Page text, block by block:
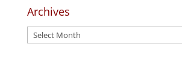
Archives
Archives